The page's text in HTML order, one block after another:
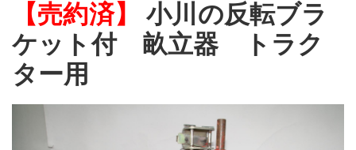
【売約済】
小川の反転ブラ
ケット付 畝立器 トラク
ター用